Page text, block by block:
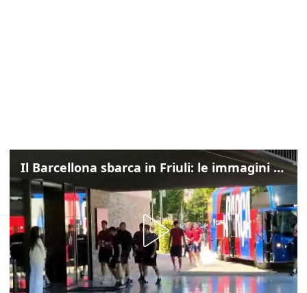
Il Barcellona sbarca in Friuli: le immagini dell'arrivo in albergo